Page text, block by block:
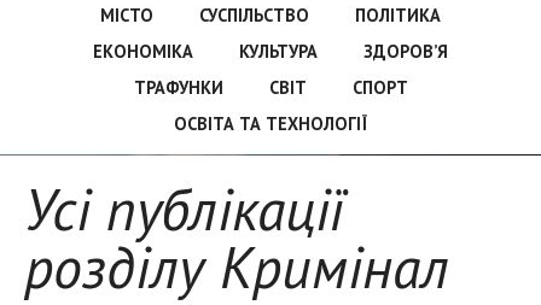
МІСТО СУСПІЛЬСТВО
ПОЛІТИКА
ЕКОНОМІКА
КУЛЬТУРА
ЗДОРОВ’Я
ТРАФУНКИ
СВІТ
СПОРТ
ОСВІТА ТА ТЕХНОЛОГІЇ
Усі публікації
розділу Кримінал